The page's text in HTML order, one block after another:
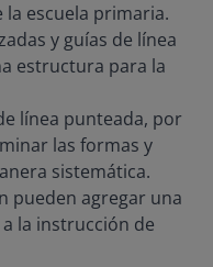
escuela primaria.
y guías de línea
estructura para la
línea punteada, por
las formas y
sistemática.
pueden agregar una
la instrucción de